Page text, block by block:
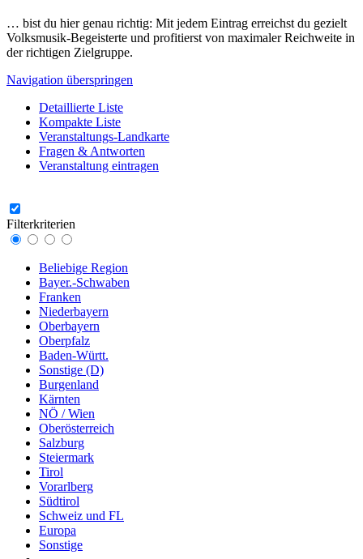
… bist du hier genau richtig: Mit jedem Eintrag erreichst du gezielt
Volksmusik-Begeisterte und profitierst von maximaler Reichweite in
der richtigen Zielgruppe.
Navigation überspringen
Detaillierte Liste
Kompakte Liste
Veranstaltungs-Landkarte
Fragen & Antworten
Veranstaltung eintragen
Filterkriterien
Beliebige Region
Bayer.-Schwaben
Franken
Niederbayern
Oberbayern
Oberpfalz
Baden-Württ.
Sonstige (D)
Burgenland
Kärnten
NÖ / Wien
Oberösterreich
Salzburg
Steiermark
Tirol
Vorarlberg
Südtirol
Schweiz und FL
Europa
Sonstige